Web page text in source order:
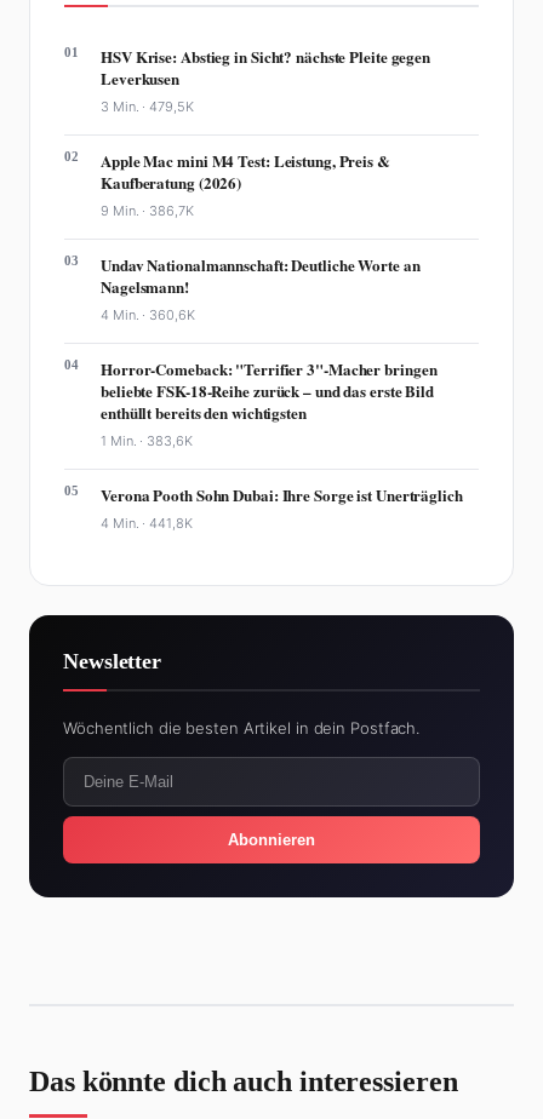
01
HSV Krise: Abstieg in Sicht? nächste Pleite gegen
Leverkusen
3 Min. ·479,5K
02
Apple Mac mini M4 Test: Leistung, Preis &
Kaufberatung (2026)
9 Min. · 386,7K
03
Undav Nationalmannschaft: Deutliche Worte an
Nagelsmann!
4 Min. · 360,6K
04
Horror-Comeback: "Terrifier 3"-Macher bringen
beliebte FSK-18-Reihe zurück – und das erste Bild
enthüllt bereits den wichtigsten
1 Min. · 383,6K
05 Verona Pooth Sohn Dubai: Ihre Sorge ist Unerträglich
4 Min. ·441,8K
Newsletter
Wöchentlich die besten Artikel in dein Postfach.
Abonnieren
Das könnte dich auch interessieren